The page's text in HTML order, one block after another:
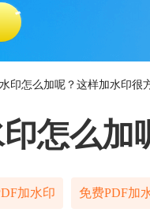
印怎么加呢？这样加水印很
怎么加
加水印 免费PDF加